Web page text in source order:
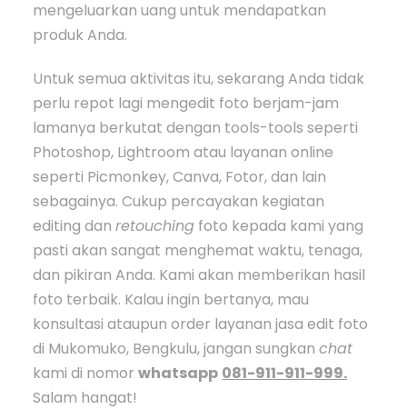
mengeluarkan uang untuk mendapatkan
produk Anda.
Untuk semua aktivitas itu, sekarang Anda tidak
perlu repot lagi mengedit foto berjam-jam
lamanya berkutat dengan tools-tools seperti
Photoshop, Lightroom atau layanan online
seperti Picmonkey, Canva, Fotor, dan lain
sebagainya. Cukup percayakan kegiatan
editing danretouching foto kepada kami yang
pasti akan sangat menghemat waktu, tenaga,
dan pikiran Anda. Kami akan memberikan hasil
foto terbaik. Kalau ingin bertanya, mau
konsultasi ataupun order layanan jasa edit foto
di Mukomuko, Bengkulu, jangan sungkanchat
kami di nomorwhatsapp 081-911-911-999.
Salam hangat!